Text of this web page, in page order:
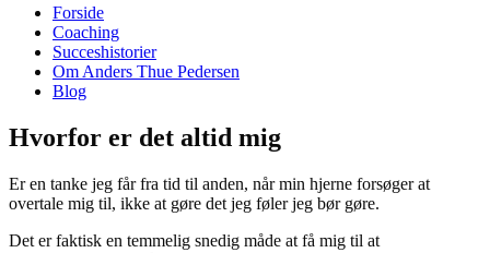
Forside
Coaching
Succeshistorier
Om Anders Thue Pedersen
Blog
Hvorfor er det altid mig
Er en tanke jeg får fra tid til anden, når min hjerne forsøger at
overtale mig til, ikke at gøre det jeg føler jeg bør gøre.
Det er faktisk en temmelig snedig måde at få mig til at